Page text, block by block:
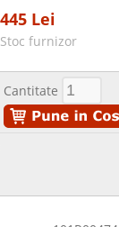
445 Lei
Stoc furnizor
Cantitate